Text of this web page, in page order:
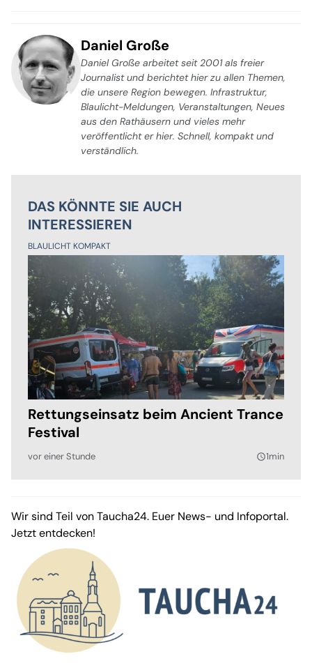
Daniel Große
Daniel Große arbeitet seit 2001 als freier
Journalist und berichtet hier zu allen Themen,
die unsere Region bewegen. Infrastruktur,
Blaulicht-Meldungen, Veranstaltungen, Neues
aus den Rathäusern und vieles mehr
veröffentlicht er hier. Schnell, kompakt und
verständlich.
DAS KÖNNTE SIE AUCH
INTERESSIEREN
BLAULICHT KOMPAKT
Rettungseinsatz beim Ancient Trance
Festival
vor einer Stunde query_builder1min
Wir sind Teil von Taucha24. Euer News- und Infoportal.
Jetzt entdecken!